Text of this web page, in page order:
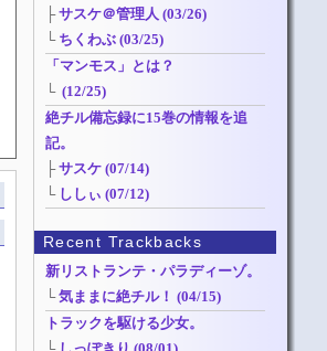
├サスケ＠管理人 (03/26)
└ ちくわぶ (03/25)
「マンモス」とは？
└ (12/25)
絶チル備忘録に15巻の情報を追
記。
├サスケ (07/14)
└ ししぃ (07/12)
Recent Trackbacks
新リストランテ・パラディーゾ。
└気ままに絶チル！ (04/15)
トラックを駆ける少女。